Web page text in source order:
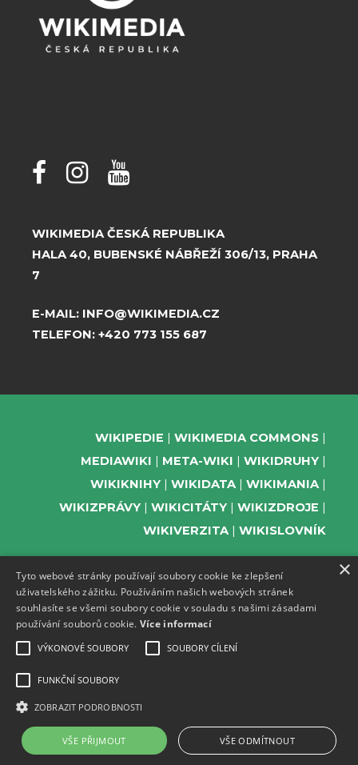
WIKIMEDIA ČESKÁ REPUBLIKA
HALA 40, BUBENSKÉ NÁBŘEŽÍ 306/13, PRAHA
7
E-MAIL: INFO@WIKIMEDIA.CZ
TELEFON: +420 773 155 687
WIKIPEDIE
WIKIMEDIA COMMONS
MEDIAWIKI
META-WIKI
WIKIDRUHY
WIKIKNIHY
WIKIDATA
WIKIMANIA
WIKIZPRÁVY
WIKICITÁTY
WIKIZDROJE
WIKIVERZITA
WIKISLOVNÍK
PODPOŘTE NÁS
ODEBÍREJTE NEWSLETTER
TELEGRAM UDÁLOSTÍ WMČR
×
Tyto webové stránky používají soubory cookie ke zlepšení
uživatelského zážitku. Používáním našich webových stránek
souhlasíte se všemi soubory cookie v souladu s našimi zásadami
používání souborů cookie. Více informací
VÝKONOVÉ SOUBORY SOUBORY CÍLENÍ
FUNKČNÍ SOUBORY
ZOBRAZIT PODROBNOSTI
VŠE PŘIJMOUT VŠE ODMÍTNOUT